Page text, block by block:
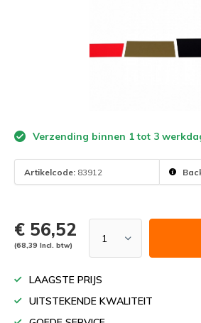
Verzending binnen 1 tot 3
Artikelcode: 83912
€ 56,52
(68,39 Incl. btw)
LAAGSTE PRIJS
UITSTEKENDE KWALITEIT